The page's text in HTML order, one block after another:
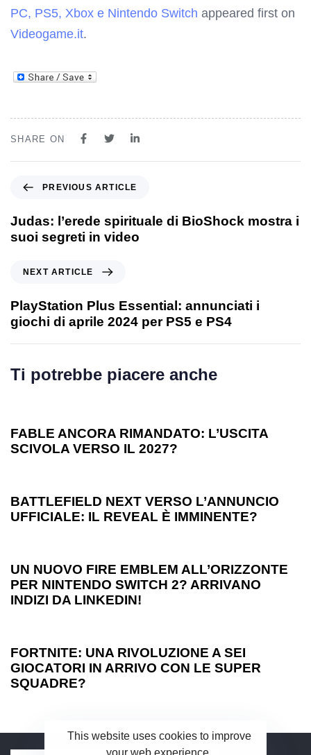
PC, PS5, Xbox e Nintendo Switch appeared first on
Videogame.it.
SHARE ON
PREVIOUS ARTICLE
Judas: l’erede spirituale di BioShock mostra i
suoi segreti in video
NEXT ARTICLE
PlayStation Plus Essential: annunciati i
giochi di aprile 2024 per PS5 e PS4
Ti potrebbe piacere anche
FABLE ANCORA RIMANDATO: L’USCITA
SCIVOLA VERSO IL 2027?
BATTLEFIELD NEXT VERSO L’ANNUNCIO
UFFICIALE: IL REVEAL È IMMINENTE?
UN NUOVO FIRE EMBLEM ALL’ORIZZONTE
PER NINTENDO SWITCH 2? ARRIVANO
INDIZI DA LINKEDIN!
FORTNITE: UNA RIVOLUZIONE A SEI
GIOCATORI IN ARRIVO CON LE SUPER
SQUADRE?
This website uses cookies to improve
your web experience.